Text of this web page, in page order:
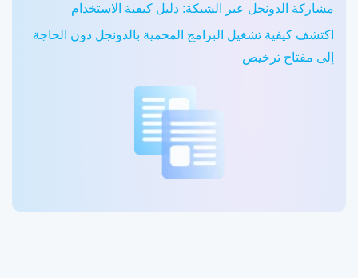
مشاركة الدونجل عبر الشبكة: دليل كيفية الاستخدام
اكتشف كيفية تشغيل البرامج المحمية بالدونجل دون الحاجة
إلى مفتاح ترخيص